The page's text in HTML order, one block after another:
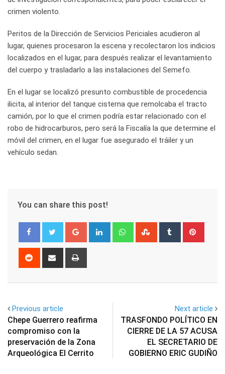
crimen violento.
Peritos de la Dirección de Servicios Periciales acudieron al
lugar, quienes procesaron la escena y recolectaron los indicios
localizados en el lugar, para después realizar el levantamiento
del cuerpo y trasladarlo a las instalaciones del Semefo.
En el lugar se localizó presunto combustible de procedencia
ilicita, al interior del tanque cisterna que remolcaba el tracto
camión, por lo que el crimen podría estar relacionado con el
robo de hidrocarburos, pero será la Fiscalía la que determine el
móvil del crimen, en el lugar fue asegurado el tráiler y un
vehículo sedan.
You can share this post!
Google+ LinkedIn WhatsappStumbleUpon
Tumblr
Reddit
Share
Previous article
Chepe Guerrero reafirma
compromiso con la
preservación de la Zona
Arqueológica El Cerrito
Next article
TRASFONDO POLÍTICO EN
CIERRE DE LA 57 ACUSA
EL SECRETARIO DE
GOBIERNO ERIC GUDIÑO